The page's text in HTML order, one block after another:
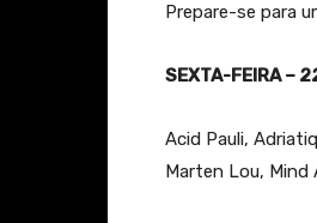
Prepare-se para
SEXTA-FEIRA –
Acid Pauli,
Marten Lou, Mind